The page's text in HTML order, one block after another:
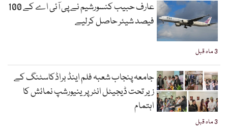
3 ماہ قبل
عارف حبیب کنسورشیم نے پی آئی اے کے 100
فیصد شیئر حاصل کرلیے
3 ماہ قبل
جامعہ پنجاب شعبہ فلم اینڈ براڈکاسٹنگ کے
زیر تحت ڈیجیٹل انٹرپرینیورشپ نمائش کا
اہتمام